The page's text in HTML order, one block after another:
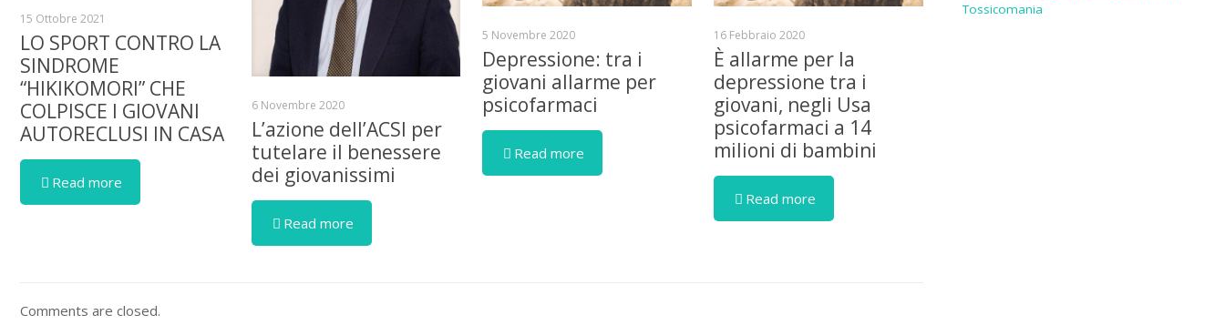
15 Ottobre 2021
LO SPORT CONTRO LA
SINDROME
“HIKIKOMORI” CHE
COLPISCE I GIOVANI
AUTORECLUSI IN CASA
Read more
6 Novembre 2020
L’azione dell’ACSI per
tutelare il benessere
dei giovanissimi
Read more
5 Novembre 2020
Depressione: tra i
giovani allarme per
psicofarmaci
Read more
16 Febbraio 2020
È allarme per la
depressione tra i
giovani, negli Usa
psicofarmaci a 14
milioni di bambini
Read more
Comments are closed.
Tossicomania